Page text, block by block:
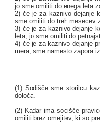
jo sme omiliti do enega leta
2) če je za kaznivo dejanje
sme omiliti do treh mesecev
3) če je za kaznivo dejanje
leta, jo sme omiliti do
4) če je za kaznivo dejanje
mera, sme namesto zapora
(1) Sodišče sme storilcu
določa.
(2) Kadar ima sodišče
omiliti brez omejitev, ki so